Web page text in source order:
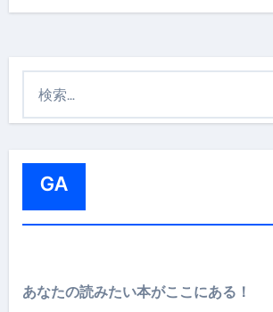
GA
あなたの読みたい本がここにある！